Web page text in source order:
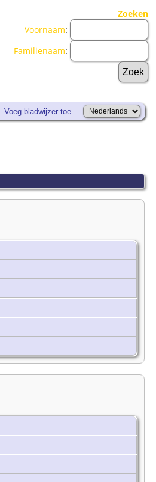
Zoeken
Voornaam:
Familienaam:
Voeg bladwijzer toe